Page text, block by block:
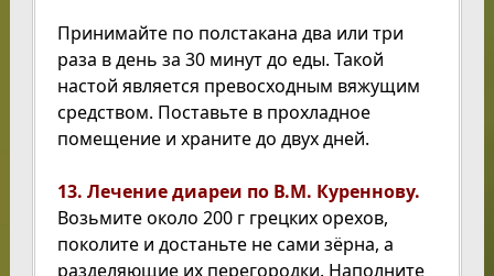
Принимайте по полстакана два или три
раза в день за 30 минут до еды. Такой
настой является превосходным вяжущим
средством. Поставьте в прохладное
помещение и храните до двух дней.
13. Лечение диареи по В.М. Куреннову.
Возьмите около 200 г грецких орехов,
поколите и достаньте не сами зёрна, а
разделяющие их перегородки. Наполните